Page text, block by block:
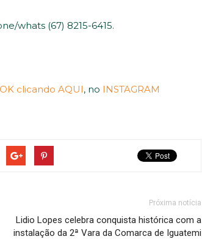
whats (67) 8215-6415.
clicando AQUI, no INSTAGRAM
Próxima notícia
Lidio Lopes celebra conquista histórica com a
instalação da 2ª Vara da Comarca de Iguatemi